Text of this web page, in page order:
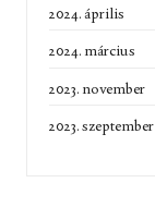
2024. április
2024. március
2023. november
2023. szeptember